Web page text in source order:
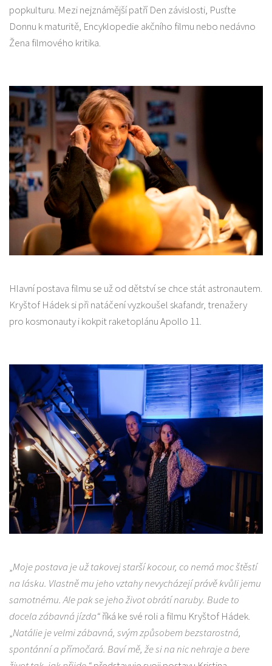
popkulturu. Mezi nejznámější patří Den závislosti, Pusťte
Donnu k maturitě, Encyklopedie akčního filmu nebo nedávno
Žena filmového kritika.
Hlavní postava filmu se už od dětství se chce stát astronautem.
Kryštof Hádek si při natáčení vyzkoušel skafandr, trenažery
pro kosmonauty i kokpit raketoplánu Apollo 11.
„Moje postava je už takovej starší kocour, co nemá moc štěstí
na lásku. Vlastně mu jeho vztahy nevycházejí právě kvůli jemu
samotnému. Ale pak se jeho život obrátí naruby. Bude to
docela zábavná jízda“říká ke své roli a filmu Kryštof Hádek.
„Natálie je velmi zábavná, svým způsobem bezstarostná,
spontánní a přímočará. Baví mě, že si na nic nehraje a bere